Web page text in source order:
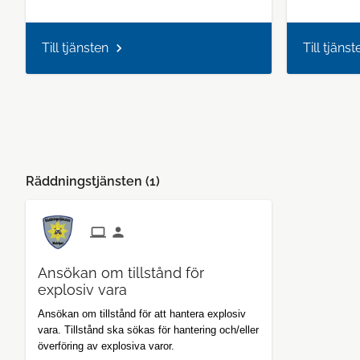
Till tjänsten Till
Räddningstjänsten (1)
Ansökan om tillstånd för
explosiv vara
Ansökan om tillstånd för att hantera explosiv
vara. Tillstånd ska sökas för hantering och/eller
överföring av explosiva varor.